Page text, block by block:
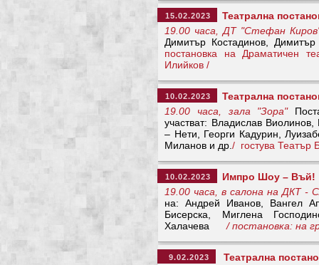
15.02.2023
Театрална
19.00 часа, ДТ "Стефан
Димитър Костадинов,
постановка на Драматичен
Илийков /
10.02.2023
Театрална
19.00 часа, зала "Зора"
участват: Владислав
– Нети, Георги Кадурин,
Миланов и др./ гостува Театър
10.02.2023
Импро Шоу – Въй!
19.00 часа, в салона на ДКТ -
нa: Андрей Иванов, Вангел
Бисерска, Миглена
Халачева
/ постановка: на
9.02.2023
Театрална